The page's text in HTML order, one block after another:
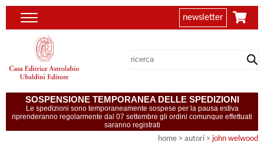
newsletter
SOSPENSIONE TEMPORANEA DELLE SPEDIZIONI
Le spedizioni sono temporaneamente sospese per la pausa estiva
riprenderanno regolarmente dal 07 settembre gli ordini comunque effettuati
saranno registrati
home > autori > john welwood